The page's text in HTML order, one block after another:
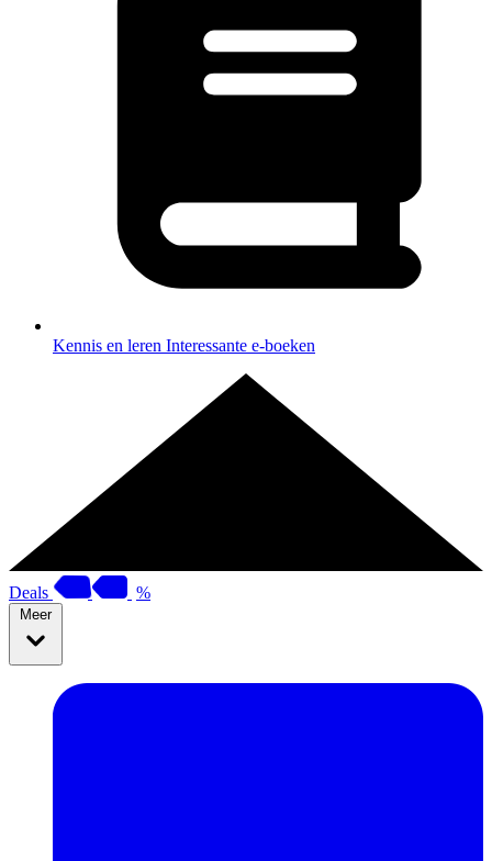
Kennis en leren Interessante e-boeken
Deals %
Meer